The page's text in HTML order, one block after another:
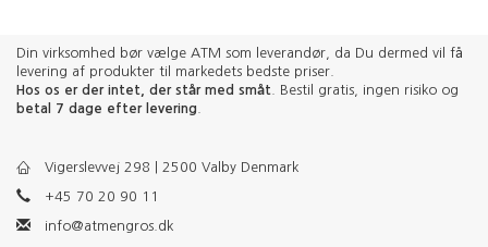
Din virksomhed bør vælge ATM som leverandør, da Du dermed vil få
levering af produkter til markedets bedste priser.
Hos os er der intet, der står med småt . Bestil gratis, ingen risiko og
betal 7 dage efter levering
Vigerslevvej 298 | 2500 Valby Denmark
+45 70 20 90 11
info@atmengros.dk